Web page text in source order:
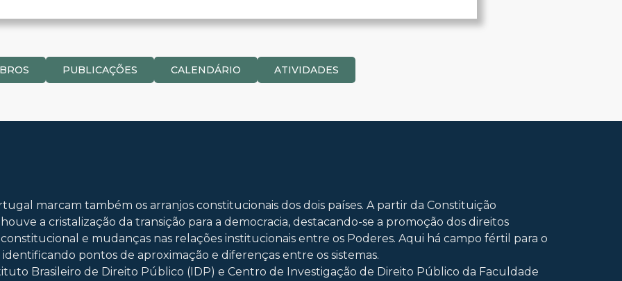
PUBLICAÇÕES CALENDÁRIO ATIVIDADES
marcam também os arranjos constitucionais dos dois países. A partir da Constituição
a cristalização da transição para a democracia, destacando-se a promoção dos direitos
e mudanças nas relações institucionais entre os Poderes. Aqui há campo fértil para o
pontos de aproximação e diferenças entre os sistemas.
Brasileiro de Direito Público (IDP) e Centro de Investigação de Direito Público da Faculdade